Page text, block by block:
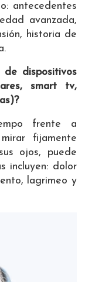
antecedentes
avanzada,
historia de
de dispositivos
smart tv,
frente a
fijamente
ojos, puede
incluyen: dolor
lagrimeo y